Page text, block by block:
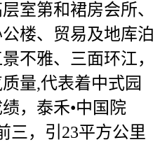
室第和裙房会所、
楼、贸易及地库泊
不雅、三面环江，
量,代表着中式园
，泰禾•中国院
三，引23平方公里